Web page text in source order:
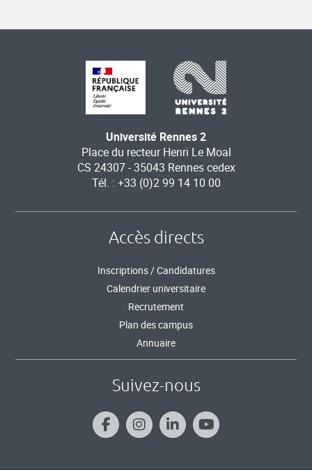
Université Rennes 2
Place du recteur Henri Le Moal
CS 24307 - 35043 Rennes cedex
Tél. : +33 (0)2 99 14 10 00
Accès directs
Inscriptions / Candidatures
Calendrier universitaire
Recrutement
Plan des campus
Annuaire
Suivez-nous